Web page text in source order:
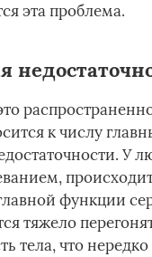
эта проблема.
к числу
У
функции
тяжело
тела, что нередко